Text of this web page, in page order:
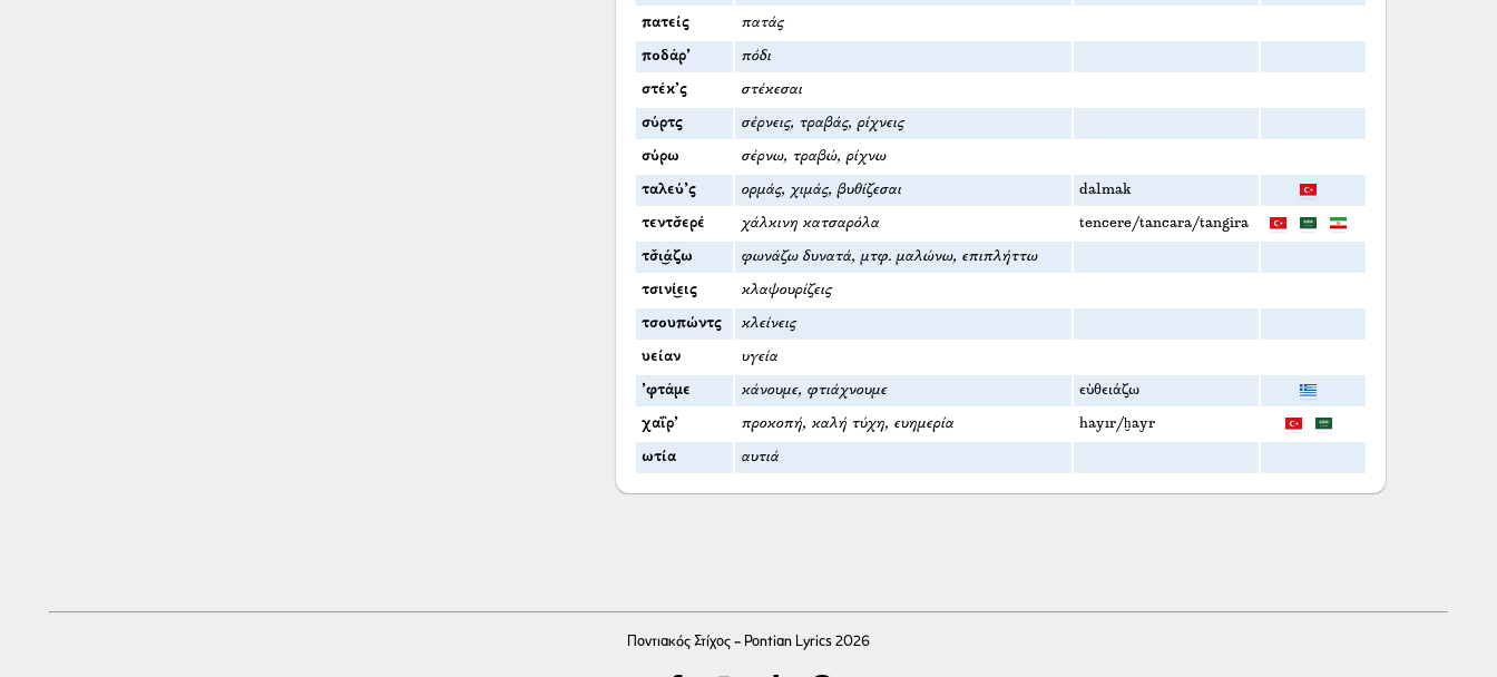
πατείς πατάς
ποδάρ’ πόδι
στέκ’ς στέκεσαι
σύρτς σέρνεις, τραβάς, ρίχνεις
σύρω σέρνω, τραβώ, ρίχνω
ταλεύ’ς ορμάς, χιμάς, βυθίζεσαι dalmak
τεντσ̌ερέ χάλκινη κατσαρόλα tencere/tancara/tangira
τσ̌ι͜άζω φωνάζω δυνατά, μτφ. μαλώνω, επιπλήττω
τσινί͜εις κλαψουρίζεις
τσουπώντς κλείνεις
υείαν υγεία
’φτάμε κάνουμε, φτιάχνουμε εὐθειάζω
χαΐρ’ προκοπή, καλή τύχη, ευημερία hayır/ḫayr
ωτία αυτιά
Ποντιακός Στίχος - Pontian Lyrics 2026